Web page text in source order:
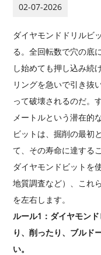
02-07-2026
ダイヤモンドドリルビ
る。全回転数で穴の底
し始めても押し込み続
リングを急いで引き抜
って破壊されるのだ。
メートルという潜在的
ビットは、掘削の最初
て、その寿命に達する
ダイヤモンドビットを
地質調査など）、これ
を左右します。
ルール1：ダイヤモン
り、削ったり、ブルド
い。